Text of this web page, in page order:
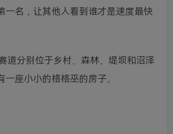
一名，让其他人看到谁才是速度最快
道分别位于乡村、森林、堤坝和沼泽
座小小的格格巫的房子。